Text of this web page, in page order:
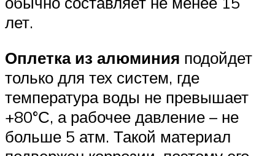
лет.
Оплетка из алюминия подойдет
только для тех систем, где
температура воды не превышает
+80°С, а рабочее давление – не
больше 5 атм. Такой материал